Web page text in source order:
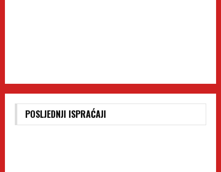
POSLJEDNJI ISPRAĆAJI